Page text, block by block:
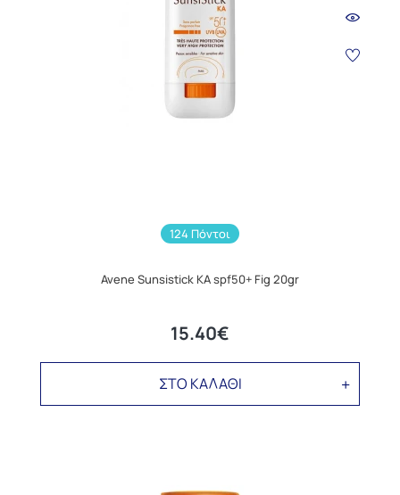
124 Πόντοι
Avene Sunsistick KA spf50+ Fig 20gr
15.40€
ΣΤΟ ΚΑΛΑΘΙ